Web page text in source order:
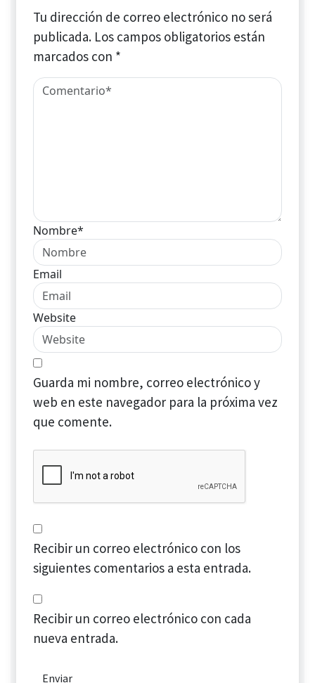
Tu dirección de correo electrónico no será
publicada. Los campos obligatorios están
marcados con *
Nombre*
Email
Website
Guarda mi nombre, correo electrónico y
web en este navegador para la próxima vez
que comente.
Recibir un correo electrónico con los
siguientes comentarios a esta entrada.
Recibir un correo electrónico con cada
nueva entrada.